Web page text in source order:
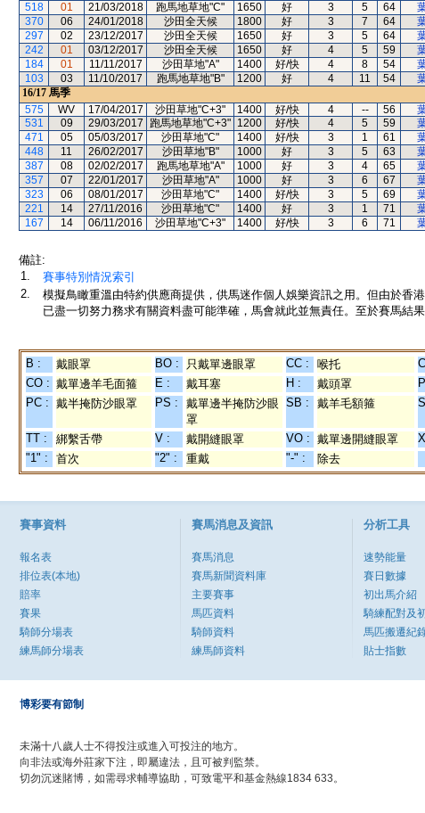
518
01 21/03/2018 跑馬地草地"C" 1650 好 3 5 64
370
06 24/01/2018 沙田全天候 1800 好 3 7 64
297
02 23/12/2017 沙田全天候 1650 好 3 5 64
242
01 03/12/2017 沙田全天候 1650 好 4 5 59
184
01 11/11/2017 沙田草地"A" 1400 好/快 4 8 54
103
03 11/10/2017 跑馬地草地"B" 1200 好 4 11 54
16/17 馬季
575
WV 17/04/2017 沙田草地"C+3" 1400 好/快 4 -- 56
531
09 29/03/2017 跑馬地草地"C+3" 1200 好/快 4 5 59
471
05 05/03/2017 沙田草地"C" 1400 好/快 3 1 61
448
11 26/02/2017 沙田草地"B" 1000 好 3 5 63
387
08 02/02/2017 跑馬地草地"A" 1000 好 3 4 65
357
07 22/01/2017 沙田草地"A" 1000 好 3 6 67
323
06 08/01/2017 沙田草地"C" 1400 好/快 3 5 69
221
14 27/11/2016 沙田草地"C" 1400 好 3 1 71
167
14 06/11/2016 沙田草地"C+3" 1400 好/快 3 6 71
備註:
1.
賽事特別情況索引
2.
模擬鳥瞰重溫由特約供應商提供，供馬迷作個人娛樂資訊之用。但由於香
已盡一切努力務求有關資料盡可能準確，馬會就此並無責任。至於賽馬結
B : 戴眼罩 BO : 只戴單邊眼罩 CC : 喉托
CO : 戴單邊羊毛面箍 E : 戴耳塞 H : 戴頭罩
PC : 戴半掩防沙眼罩 PS :
戴單邊半掩防沙眼
罩
SB : 戴羊毛額箍
TT : 綁繫舌帶 V : 戴開縫眼罩 VO : 戴單邊開縫眼罩
"1" :
首次 "2" : 重戴 "-" : 除去
賽事資料
報名表
排位表(本地)
賠率
賽果
騎師分場表
練馬師分場表
賽馬消息及資訊
賽馬消息
賽馬新聞資料庫
主要賽事
馬匹資料
騎師資料
練馬師資料
分析工具
速勢能量
賽日數據
初出馬介紹
騎練配對及
馬匹搬遷紀
貼士指數
博彩要有節制
未滿十八歲人士不得投注或進入可投注的地方。
向非法或海外莊家下注，即屬違法，且可被判監禁。
切勿沉迷賭博，如需尋求輔導協助，可致電平和基金熱線1834 633。